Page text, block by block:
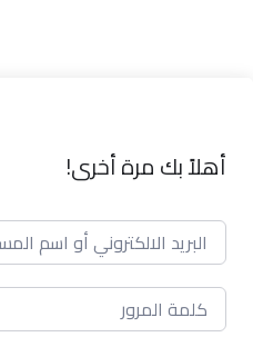
أهلاً بك مرة أخرى!